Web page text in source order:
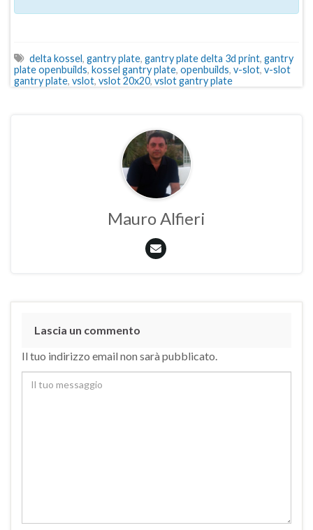
delta kossel, gantry plate, gantry plate delta 3d print, gantry
plate openbuilds, kossel gantry plate, openbuilds, v-slot, v-slot
gantry plate, vslot, vslot 20x20, vslot gantry plate
Mauro Alfieri
Lascia un commento
Il tuo indirizzo email non sarà pubblicato.